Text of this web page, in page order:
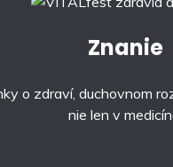
Znanie
o zdraví, duchovnom
nie len v